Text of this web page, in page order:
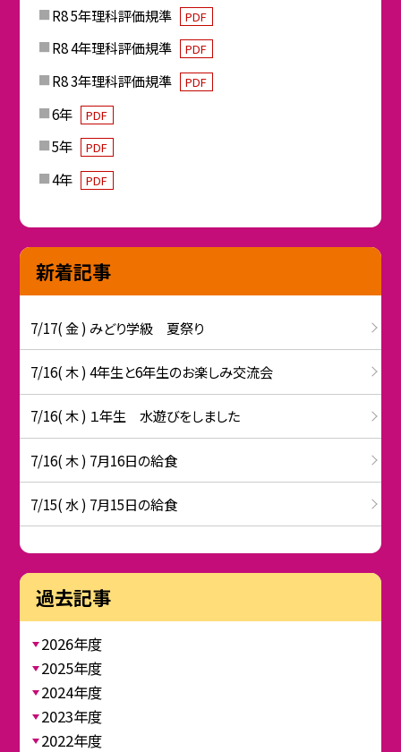
R8 5年理科評価規準 PDF
R8 4年理科評価規準 PDF
R8 3年理科評価規準 PDF
6年 PDF
5年 PDF
4年 PDF
新着記事
7/17( 金 ) みどり学級 夏祭り
7/16( 木 ) 4年生と6年生のお楽しみ交流会
7/16( 木 ) １年生 水遊びをしました
7/16( 木 ) 7月16日の給食
7/15( 水 ) 7月15日の給食
過去記事
2026年度
2025年度
2024年度
2023年度
2022年度